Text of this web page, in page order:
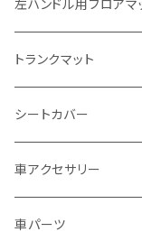
スズキ
カワサキ
BMW
ドゥカティ - Ducati
トライアンフ
トヨタ
日産
ホンダ
スズキ
マツダ
左ハンドル用フロアマ
トヨタ
日産
ホンダ
スズキ
トランクマット
シートカバー
車アクセサリー
トヨタ
車パーツ